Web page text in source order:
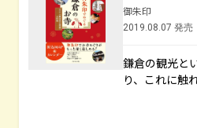
御朱印
2019.08.07 発売
鎌倉の観光と
り、これに触